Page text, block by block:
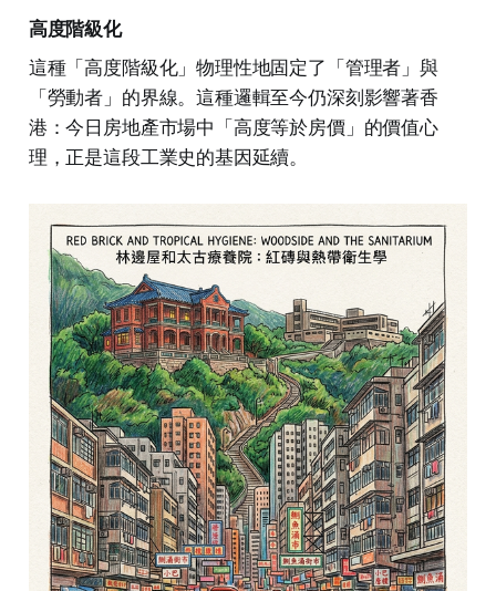
高度階級化
這種「高度階級化」物理性地固定了「管理者」與
「勞動者」的界線。這種邏輯至今仍深刻影響著香
港：今日房地產市場中「高度等於房價」的價值心
理，正是這段工業史的基因延續。